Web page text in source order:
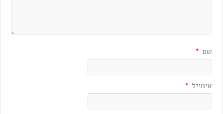
שם *
אימייל *